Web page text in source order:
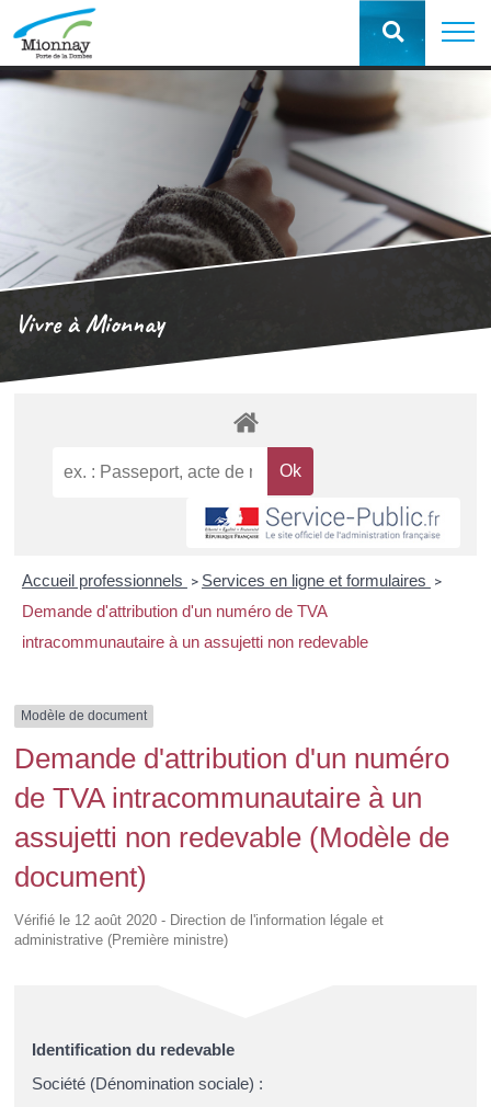
Vivre à Mionnay
Accueil professionnels > Services en ligne et formulaires >
Demande d'attribution d'un numéro de TVA
intracommunautaire à un assujetti non redevable
Modèle de document
Demande d'attribution d'un numéro
de TVA intracommunautaire à un
assujetti non redevable (Modèle de
document)
Vérifié le 12 août 2020 - Direction de l'information légale et
administrative (Première ministre)
Identification du redevable
Société (Dénomination sociale) :